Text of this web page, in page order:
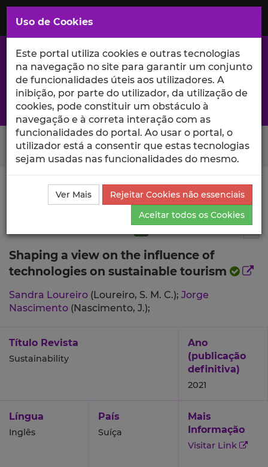
Saltar
para
Conteúdo
Principal
A excelência da investigação e ciência no Iscte
Search Button
Ciência_Iscte Publicações
Descrição Detalhada da
Publicação
Shaping a view on the influence of
technologies on sustainable tourism
Sandra Loureiro (Loureiro, S. M. C.); Jorge
Nascimento (Nascimento, J.);
Título Revista
Sustainability
Ano
(publicação
definitiva)
2021
Língua
Inglês
País
Suíça
Mais
Informação
Visitar Link
Uso de Cookies
Este portal utiliza cookies e outras tecnologias
na navegação no site para garantir um conjunto
de funcionalidades úteis aos utilizadores. A
inibição, por parte do utilizador, da utilização de
cookies, pode constituir um obstáculo à
navegação e à correta interação com as
funcionalidades do portal. Ao usar o portal, o
utilizador está a consentir que estas tecnologias
sejam usadas nas funcionalidades do mesmo.
Ver Mais
Rejeitar Cookies não essenciais
Aceitar todos os Cookies